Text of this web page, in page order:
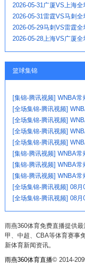
2026-05-31广厦VS上海
2026-05-31雷霆VS马刺
2026-05-29马刺VS雷霆
2026-05-28上海VS广厦
篮球集锦
[集锦-腾讯视频] WNBA
[全场集锦-腾讯视频]
[集锦-腾讯视频] WNBA
[集锦-腾讯视频] WNBA
[集锦-腾讯视频] WNBA
雨燕360体育免费直播提供
甲、中超、CBA等体育赛事
新体育新闻资讯。
雨燕360体育直播© 2014-